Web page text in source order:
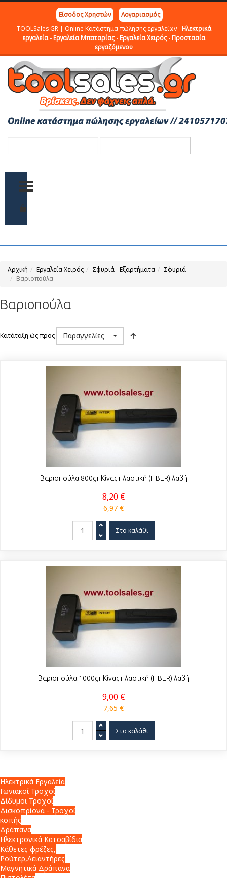
Είσοδος Χρηστών
Λογαριασμός
TOOLSales.GR | Online Κατάστημα πώλησης εργαλείων -Ηλεκτρικά
εργαλεία-Εργαλεία Μπαταρίας-Εργαλεία Χειρός-Προστασία
εργαζόμενου
TOGGLE MENU
Αρχική Εργαλεία Χειρός Σφυριά - Εξαρτήματα
Σφυριά
Βαριοπούλα
Βαριοπούλα
Κατάταξη ώς προς Παραγγελίες
Βαριοπούλα 800gr Κίνας πλαστική (FIBER) λαβή
8,20 €
6,97 €
Βαριοπούλα 1000gr Κίνας πλαστική (FIBER) λαβή
9,00 €
7,65 €
Ηλεκτρικά Εργαλεία
Γωνιακοί Τροχοί
Δίδυμοι Τροχοί
Δισκοπρίονα - Τροχοί
κοπής
Δράπανα
Ηλεκτρονικά Κατσαβίδια
Κάθετες φρέζες,
Ρούτερ,Λειαντήρες
Μαγνητικά Δράπανα